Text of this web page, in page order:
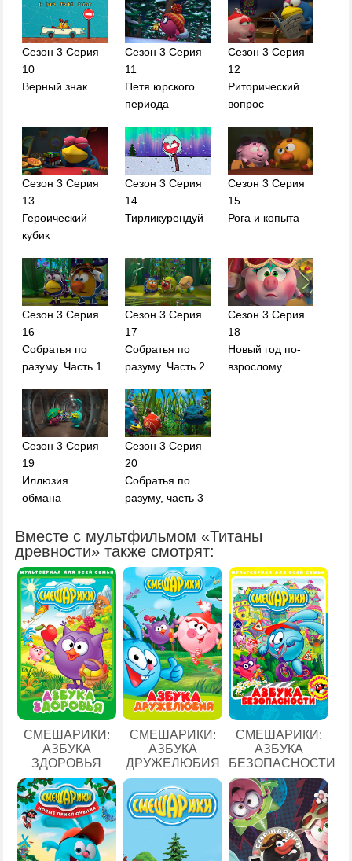
Сезон 3 Серия
10
Верный знак
Сезон 3 Серия
11
Петя юрского
периода
Сезон 3 Серия
12
Риторический
вопрос
Сезон 3 Серия
13
Героический
кубик
Сезон 3 Серия
14
Тирликурендуй
Сезон 3 Серия
15
Рога и копыта
Сезон 3 Серия
16
Собратья по
разуму. Часть 1
Сезон 3 Серия
17
Собратья по
разуму. Часть 2
Сезон 3 Серия
18
Новый год по-
взрослому
Сезон 3 Серия
19
Иллюзия
обмана
Сезон 3 Серия
20
Собратья по
разуму, часть 3
Вместе с мультфильмом «Титаны
древности» также смотрят:
СМЕШАРИКИ:
АЗБУКА
ЗДОРОВЬЯ
СМЕШАРИКИ:
АЗБУКА
ДРУЖЕЛЮБИЯ
СМЕШАРИКИ:
АЗБУКА
БЕЗОПАСНОСТИ